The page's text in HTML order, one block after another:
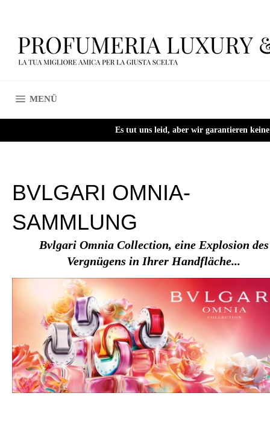
MENÜSEITENNAVIGATION
Es tut uns leid, aber wir garantieren
BVLGARI OMNIA-
SAMMLUNG
Bvlgari Omnia Collection, eine Explosion des
Vergnügens in Ihrer Handfläche...